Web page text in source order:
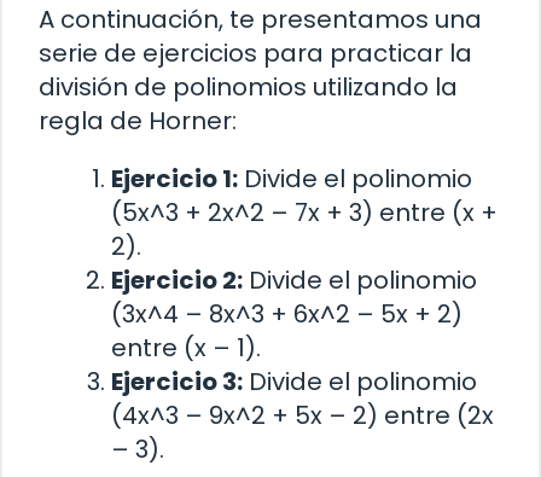
A continuación, te presentamos una
serie de ejercicios para practicar la
división de polinomios utilizando la
regla de Horner:
Ejercicio 1: Divide el polinomio
(5x^3 + 2x^2 – 7x + 3) entre (x +
2).
Ejercicio 2: Divide el polinomio
(3x^4 – 8x^3 + 6x^2 – 5x + 2)
entre (x – 1).
Ejercicio 3: Divide el polinomio
(4x^3 – 9x^2 + 5x – 2) entre (2x
– 3).